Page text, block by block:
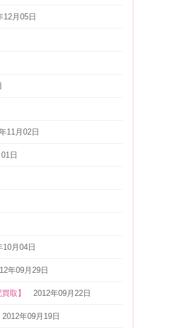
12月05日
11月02日
日
10月04日
年09月29日
取】 2012年09月22日
2012年09月19日